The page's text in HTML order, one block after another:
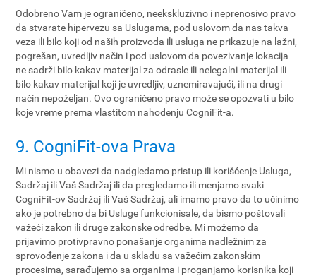
Odobreno Vam je ograničeno, neekskluzivno i neprenosivo pravo
da stvarate hipervezu sa Uslugama, pod uslovom da nas takva
veza ili bilo koji od naših proizvoda ili usluga ne prikazuje na lažni,
pogrešan, uvredljiv način i pod uslovom da povezivanje lokacija
ne sadrži bilo kakav materijal za odrasle ili nelegalni materijal ili
bilo kakav materijal koji je uvredljiv, uznemiravajući, ili na drugi
način nepoželjan. Ovo ograničeno pravo može se opozvati u bilo
koje vreme prema vlastitom nahođenju CogniFit-a.
9. CogniFit-ova Prava
Mi nismo u obavezi da nadgledamo pristup ili korišćenje Usluga,
Sadržaj ili Vaš Sadržaj ili da pregledamo ili menjamo svaki
CogniFit-ov Sadržaj ili Vaš Sadržaj, ali imamo pravo da to učinimo
ako je potrebno da bi Usluge funkcionisale, da bismo poštovali
važeći zakon ili druge zakonske odredbe. Mi možemo da
prijavimo protivpravno ponašanje organima nadležnim za
sprovođenje zakona i da u skladu sa važećim zakonskim
procesima, sarađujemo sa organima i proganjamo korisnika koji